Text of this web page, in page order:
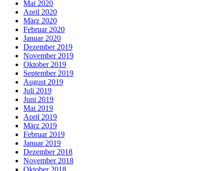
Mai 2020
April 2020
März 2020
Februar 2020
Januar 2020
Dezember 2019
November 2019
Oktober 2019
September 2019
August 2019
Juli 2019
Juni 2019
Mai 2019
April 2019
März 2019
Februar 2019
Januar 2019
Dezember 2018
November 2018
Oktober 2018